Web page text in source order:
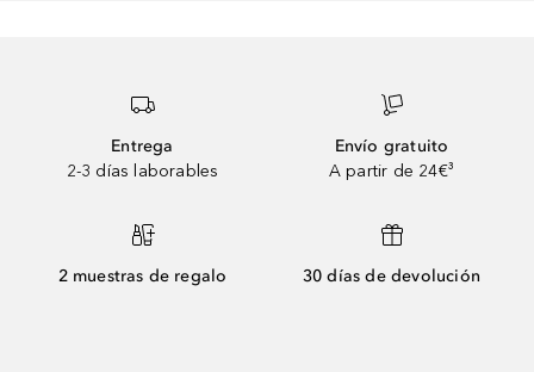
Entrega
2-3 días laborables
Envío gratuito
A partir de 24€³
2 muestras de regalo 30 días de devolución